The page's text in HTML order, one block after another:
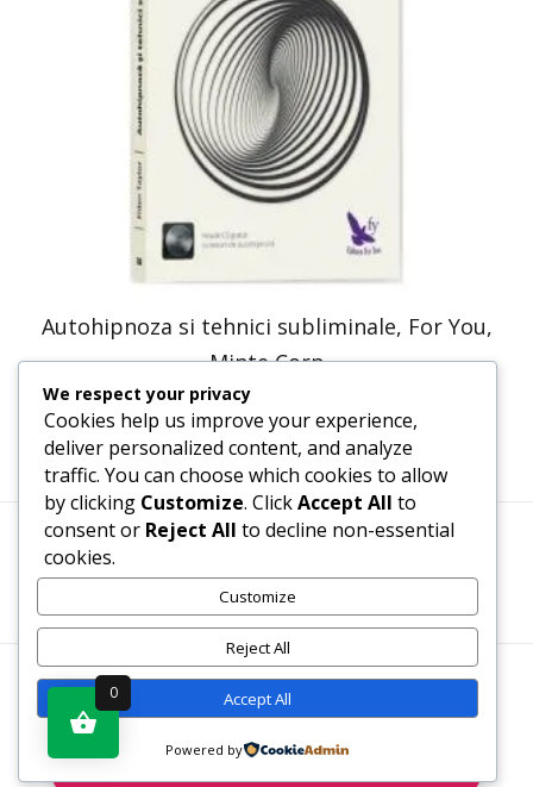
Autohipnoza si tehnici subliminale, For You,
Minte Corp
50,74lei
Termeni, Condiții & Protecția Datelor (GDPR)
WWW.RECENZII-CARTI.RO ©2026 TOATE DREPTURILE
REZERVATE
We respect your privacy
Cookies help us improve your experience,
deliver personalized content, and analyze
traffic. You can choose which cookies to allow
by clicking Customize. ClickAccept All to
consent or Reject All to decline non-essential
cookies.
Customize
Reject All
Accept All
Powered by
0
Vezi produsul în magazin